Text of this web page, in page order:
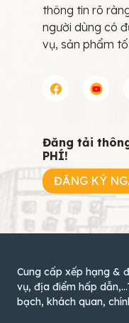
thông tin rõ
người dùng có
vụ, sản phẩm
Đăng tải
PHÍ!
ĐĂNG KÝ
Cung cấp xếp hạng &
vụ, địa điểm hấp
bạch, khách quan,